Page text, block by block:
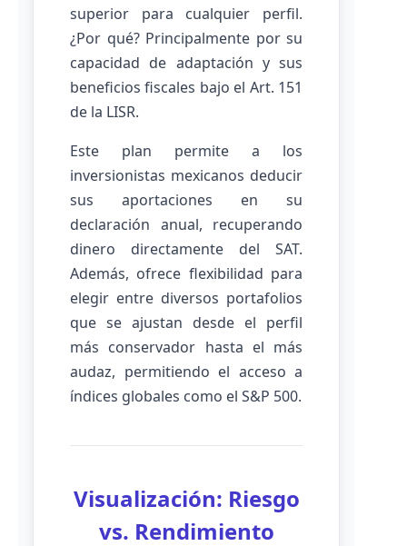
superior para cualquier perfil.
¿Por qué? Principalmente por su
capacidad de adaptación y sus
beneficios fiscales bajo el Art. 151
de la LISR.
Este plan permite a los
inversionistas mexicanos deducir
sus aportaciones en su
declaración anual, recuperando
dinero directamente del SAT.
Además, ofrece flexibilidad para
elegir entre diversos portafolios
que se ajustan desde el perfil
más conservador hasta el más
audaz, permitiendo el acceso a
índices globales como el S&P 500.
Visualización: Riesgo
vs. Rendimiento